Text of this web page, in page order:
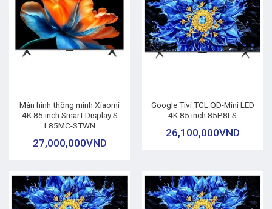
Màn hình thông minh Xiaomi
4K 85 inch Smart Display S
L85MC-STWN
27,000,000VND
Google Tivi TCL QD-Mini LED
4K 85 inch 85P8LS
26,100,000VND